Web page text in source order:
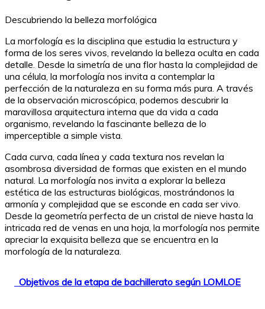
Descubriendo la belleza morfológica
La morfología es la disciplina que estudia la estructura y
forma de los seres vivos, revelando la belleza oculta en cada
detalle. Desde la simetría de una flor hasta la complejidad de
una célula, la morfología nos invita a contemplar la
perfección de la naturaleza en su forma más pura. A través
de la observación microscópica, podemos descubrir la
maravillosa arquitectura interna que da vida a cada
organismo, revelando la fascinante belleza de lo
imperceptible a simple vista.
Cada curva, cada línea y cada textura nos revelan la
asombrosa diversidad de formas que existen en el mundo
natural. La morfología nos invita a explorar la belleza
estética de las estructuras biológicas, mostrándonos la
armonía y complejidad que se esconde en cada ser vivo.
Desde la geometría perfecta de un cristal de nieve hasta la
intricada red de venas en una hoja, la morfología nos permite
apreciar la exquisita belleza que se encuentra en la
morfología de la naturaleza.
Objetivos de la etapa de bachillerato según LOMLOE